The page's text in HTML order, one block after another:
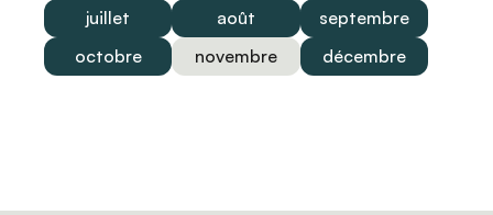
juillet
août
septembre
octobre
novembre décembre